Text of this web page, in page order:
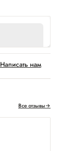
Написать нам
Все отзывы→